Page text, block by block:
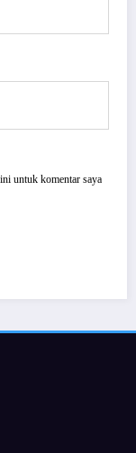
untuk komentar saya